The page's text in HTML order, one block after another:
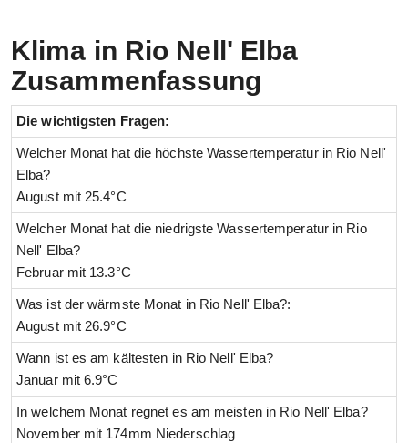
Klima in Rio Nell' Elba
Zusammenfassung
Die wichtigsten Fragen:
Welcher Monat hat die höchste Wassertemperatur in Rio Nell'
Elba?
August mit 25.4°C
Welcher Monat hat die niedrigste Wassertemperatur in Rio
Nell' Elba?
Februar mit 13.3°C
Was ist der wärmste Monat in Rio Nell' Elba?:
August mit 26.9°C
Wann ist es am kältesten in Rio Nell' Elba?
Januar mit 6.9°C
In welchem Monat regnet es am meisten in Rio Nell' Elba?
November mit 174mm Niederschlag